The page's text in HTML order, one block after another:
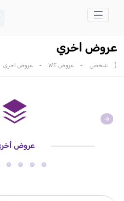
تخطي إلى المحتوى الرئيسي
عروض اخري
( شخصي - عروض WE - عروض اخري
عروض